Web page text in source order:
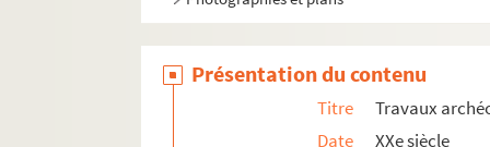
Présentation du contenu
Titre
Travaux
Date
XXe siècle